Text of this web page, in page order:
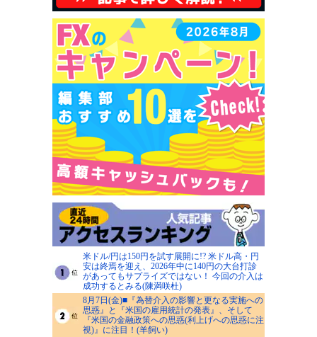
米ドル/円は150円を試す展開に!? 米ドル高・円
安は終焉を迎え、2026年中に140円の大台打診
があってもサプライズではない！ 今回の介入は
成功するとみる(陳満咲杜)
8月7日(金)■『為替介入の影響と更なる実施への
思惑』と『米国の雇用統計の発表』、そして
『米国の金融政策への思惑(利上げへの思惑に注
視)』に注目！(羊飼い)